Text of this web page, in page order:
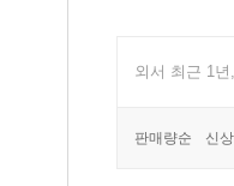
외서 최근 1
판매량순 신